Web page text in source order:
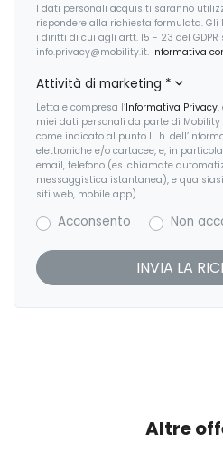
Sensori di pioggia
Sistema audio
Sistema di chiamata d'emergenza
Sistema di navigazione
Sistema di ricarica wireless per
Sistema di riconoscimento
Sospensioni regolabili
Specchietti retrovisori elettrici
I dati personali acquisiti saranno
rispondere alla richiesta formulata. Gli
i diritti di cui agli artt. 15 - 23 del
info.privacy@mobility.it. Informativa
Attività di marketing *
Letta e compresa l’Informativa Privacy,
miei dati personali da parte di
come indicato al punto II. h.
elettroniche e/o cartacee, e, in
email, telefono (es. chiamate
messaggistica istantanea), e
siti web, mobile app).
Acconsento Non
Altre